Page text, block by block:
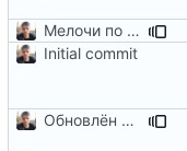
Мелочи по сборке и README
Initial commit
Обновлён README